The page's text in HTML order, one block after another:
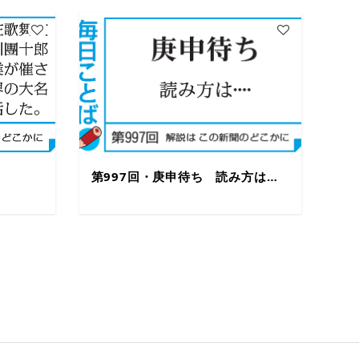
第997回・庚申待ち 読み方は…